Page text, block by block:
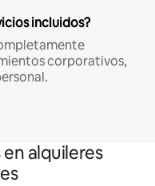
incluidos?
corporativos,
alquileres